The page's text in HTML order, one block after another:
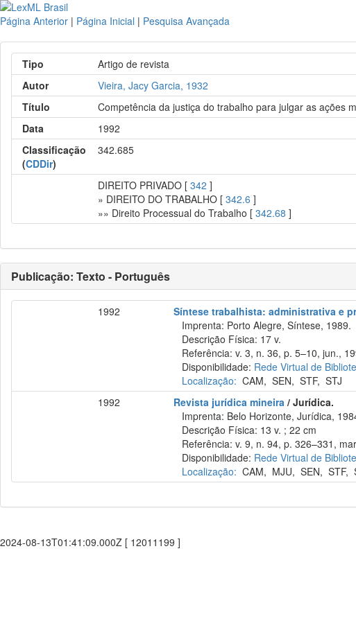
Página Anterior | Página Inicial | Pesquisa Avançada
Tipo
Artigo de revista
Autor
Vieira, Jacy Garcia, 1932
Título
Competência da justiça do trabalho para julgar as ações
Data
1992
Classificação
(CDDir)
342.685
DIREITO PRIVADO [342 ]
» DIREITO DO TRABALHO [342.6 ]
»» Direito Processual do Trabalho [342.68 ]
Publicação: Texto - Português
1992
Síntese trabalhista: administrativa e
Imprenta: Porto Alegre, Síntese, 1989.
Descrição Física: 17 v.
Referência: v. 3, n. 36, p. 5–10, jun.,
Disponibilidade: Rede Virtual de
Localização: CAM,SEN,STF,STJ
1992
Revista jurídica mineira / Jurídica.
Imprenta: Belo Horizonte, Jurídica,
Descrição Física: 13 v. ; 22 cm
Referência: v. 9, n. 94, p. 326–331,
Disponibilidade: Rede Virtual de
Localização: CAM, MJU,SEN,STF,
2024-08-13T01:41:09.000Z [ 12011199 ]